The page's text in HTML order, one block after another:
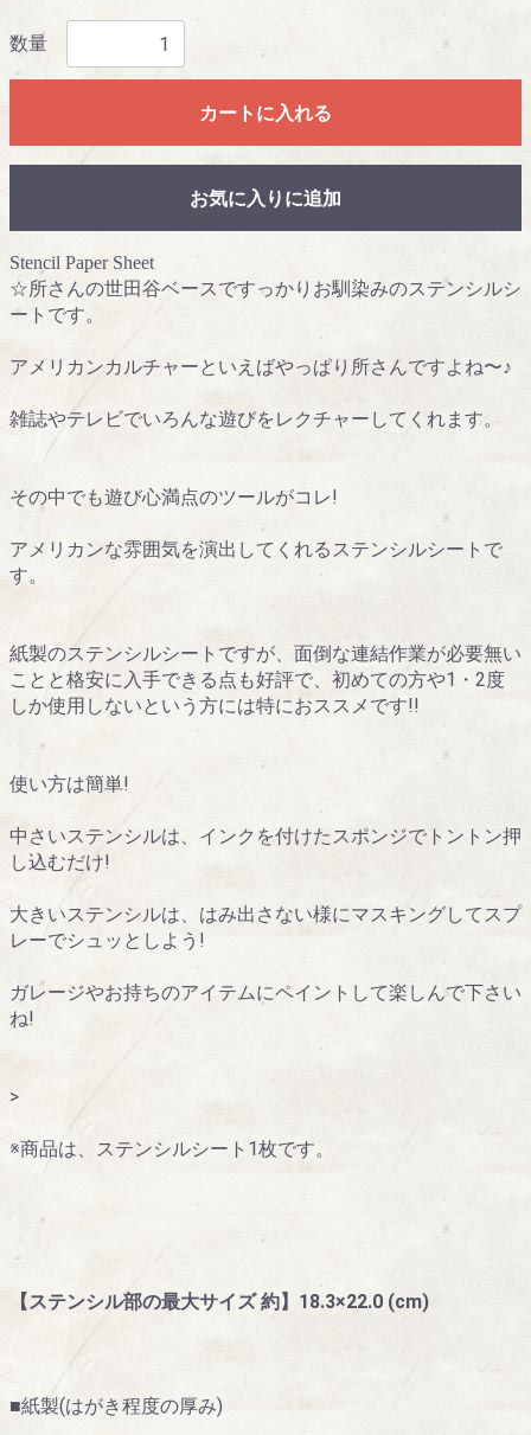
数量
カートに入れる
お気に入りに追加
Stencil Paper Sheet
☆所さんの世田谷ベースですっかりお馴染みのステンシルシ
ートです。
アメリカンカルチャーといえばやっぱり所さんですよね〜♪
雑誌やテレビでいろんな遊びをレクチャーしてくれます。
その中でも遊び心満点のツールがコレ!
アメリカンな雰囲気を演出してくれるステンシルシートで
す。
紙製のステンシルシートですが、面倒な連結作業が必要無い
ことと格安に入手できる点も好評で、初めての方や1・2度
しか使用しないという方には特におススメです!!
使い方は簡単!
中さいステンシルは、インクを付けたスポンジでトントン押
し込むだけ!
大きいステンシルは、はみ出さない様にマスキングしてスプ
レーでシュッとしよう!
ガレージやお持ちのアイテムにペイントして楽しんで下さい
ね!
>
※商品は、ステンシルシート1枚です。
【ステンシル部の最大サイズ 約】18.3×22.0 (cm)
■紙製(はがき程度の厚み)